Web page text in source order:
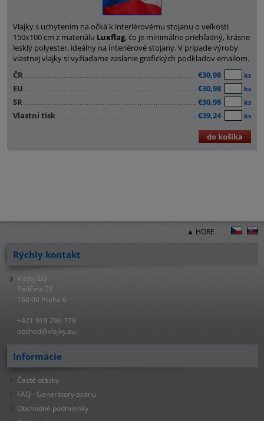
Vlajky s uchytením na očká k interiérovému stojanu o veľkosti
150x100 cm z materiálu Luxflag, čo je minimálne priehľadný, krásne
lesklý polyester, ideálny na interiérové ​​stojany. V prípade výroby
vlastnej vlajky si vyžiadame zaslanie grafických podkladov emailom.
ČR
€30,98 ks
EU €30,98 ks
SR €30,98 ks
Vlastní tisk €39,24 ks
do košíka
▲ HORE
Rýchly kontakt
Vlajky.EU
Radčina 22
160 00 Praha 6
+421 919 296 778
obchod@vlajky.eu
Informácie
Časté otázky
FAQ - Generátory ozónu
Obchodné podmienky